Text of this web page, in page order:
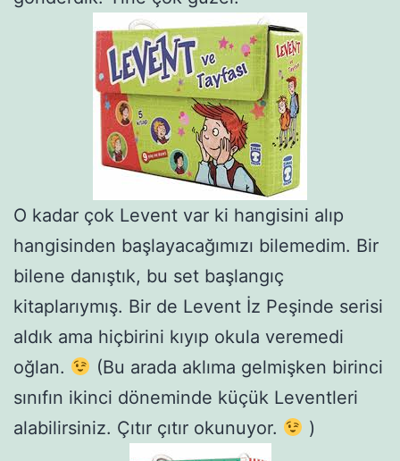
O kadar çok Levent var ki hangisini alıp
hangisinden başlayacağımızı bilemedim. Bir
bilene danıştık, bu set başlangıç
kitaplarıymış. Bir de Levent İz Peşinde serisi
aldık ama hiçbirini kıyıp okula veremedi
oğlan.
(Bu arada aklıma gelmişken birinci
sınıfın ikinci döneminde küçük Leventleri
alabilirsiniz. Çıtır çıtır okunuyor.
)